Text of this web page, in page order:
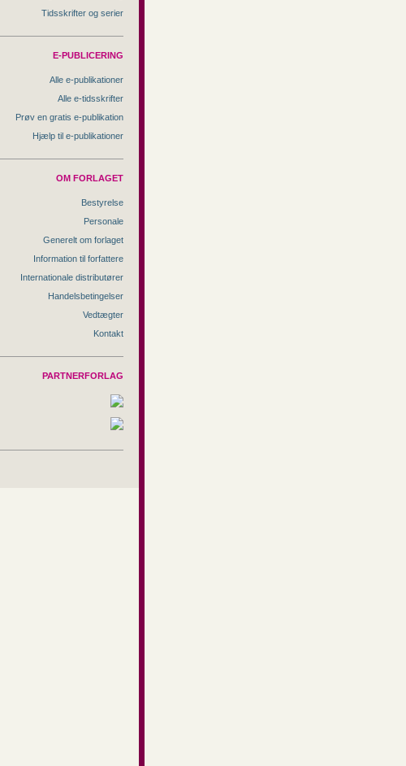
Tidsskrifter og serier
E-PUBLICERING
Alle e-publikationer
Alle e-tidsskrifter
Prøv en gratis e-publikation
Hjælp til e-publikationer
OM FORLAGET
Bestyrelse
Personale
Generelt om forlaget
Information til forfattere
Internationale distributører
Handelsbetingelser
Vedtægter
Kontakt
PARTNERFORLAG